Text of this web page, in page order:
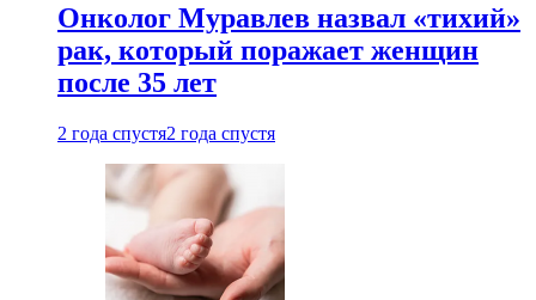
Онколог Муравлев назвал «тихий»
рак, который поражает женщин
после 35 лет
2 года спустя2 года спустя